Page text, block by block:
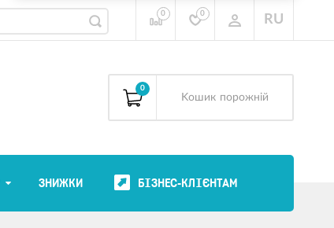
0 0 RU
0
Kошик порожній
ЗНИЖКИ БІЗНЕС-КЛІЄНТАМ